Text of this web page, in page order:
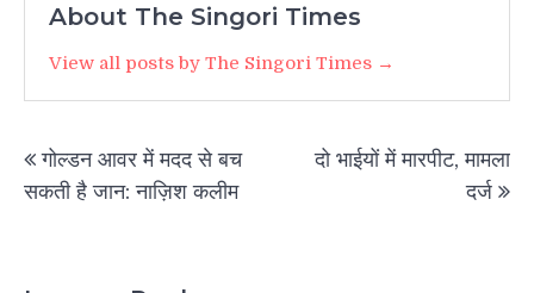
About The Singori Times
View all posts by The Singori Times →
Post
navigation
गोल्डन आवर में मदद से बच
सकती है जान: नाज़िश कलीम
दो भाईयों में मारपीट, मामला
दर्ज